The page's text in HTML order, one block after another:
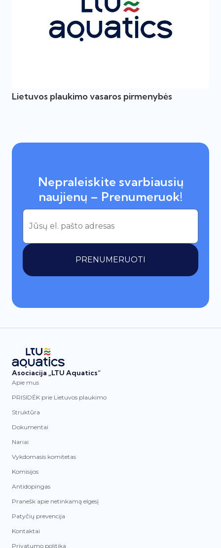
Lietuvos plaukimo vasaros pirmenybės
Nepraleiskite svarbiausių
naujienų – Prenumeruok!
PRENUMERUOTI
Asociacija „LTU Aquatics“
Apie mus
PRISIDĖK prie Lietuvos plaukimo
Struktūra
Dokumentai
Nariai
Vykdomasis komitetas
Komisijos
Antidopingas
Pranešk apie netinkamą elgesį
Patyčių prevencija
Kontaktai
Privatumo politika